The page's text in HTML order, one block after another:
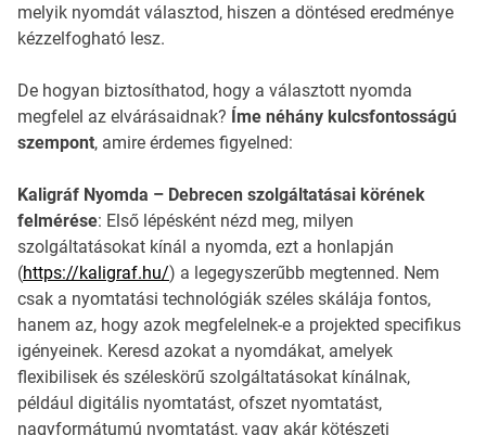
melyik nyomdát választod, hiszen a döntésed eredménye
kézzelfogható lesz.
De hogyan biztosíthatod, hogy a választott nyomda
megfelel az elvárásaidnak? Íme néhány kulcsfontosságú
szempont, amire érdemes figyelned:
Kaligráf Nyomda – Debrecen szolgáltatásai körének
felmérése: Első lépésként nézd meg, milyen
szolgáltatásokat kínál a nyomda, ezt a honlapján
(https://kaligraf.hu/) a legegyszerűbb megtenned. Nem
csak a nyomtatási technológiák széles skálája fontos,
hanem az, hogy azok megfelelnek-e a projekted specifikus
igényeinek. Keresd azokat a nyomdákat, amelyek
flexibilisek és széleskörű szolgáltatásokat kínálnak,
például digitális nyomtatást, ofszet nyomtatást,
nagyformátumú nyomtatást, vagy akár kötészeti